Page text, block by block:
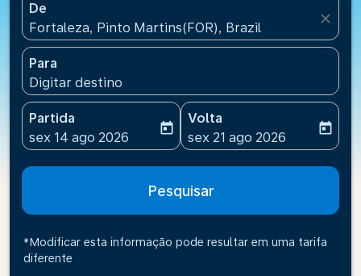
De
Fortaleza, Pinto Martins(FOR), Brazil
close
Para
Digitar destino
Partida
fc-booking-departure-date-aria-label
sex 14 ago 2026
today
Volta
fc-booking-return-date-
sex 21 ago 2026
today
Pesquisar
*Modificar esta informação pode resultar em uma tarifa
diferente